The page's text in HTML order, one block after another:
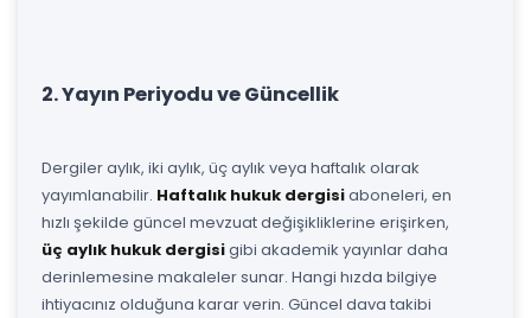
2. Yayın Periyodu ve Güncellik
Dergiler aylık, iki aylık, üç aylık veya haftalık olarak
yayımlanabilir. Haftalık hukuk dergisiaboneleri, en
hızlı şekilde güncel mevzuat değişikliklerine erişirken,
üç aylık hukuk dergisigibi akademik yayınlar daha
derinlemesine makaleler sunar. Hangi hızda bilgiye
ihtiyacınız olduğuna karar verin. Güncel dava takibi